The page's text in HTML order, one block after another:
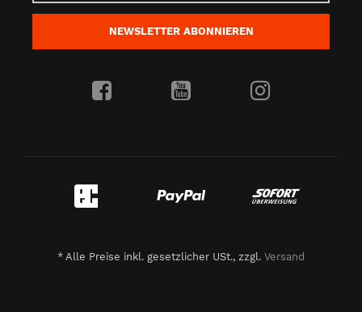
NEWSLETTER ABONNIEREN
* Alle Preise inkl. gesetzlicher USt., zzgl. Versand